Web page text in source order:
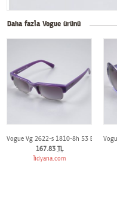
Daha fazla Vogue ürünü
Vogue Vg 2622-s 1810-8h 53 Bayan
167.83 TL
lidyana.com